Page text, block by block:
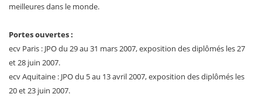
meilleures dans le monde.
Portes ouvertes :
ecv Paris : JPO du 29 au 31 mars 2007, exposition des diplômés les 27
et 28 juin 2007.
ecv Aquitaine : JPO du 5 au 13 avril 2007, exposition des diplômés les
20 et 23 juin 2007.